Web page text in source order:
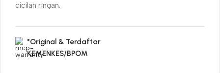
cicilan ringan.
*Original & Terdaftar
KEMENKES/BPOM